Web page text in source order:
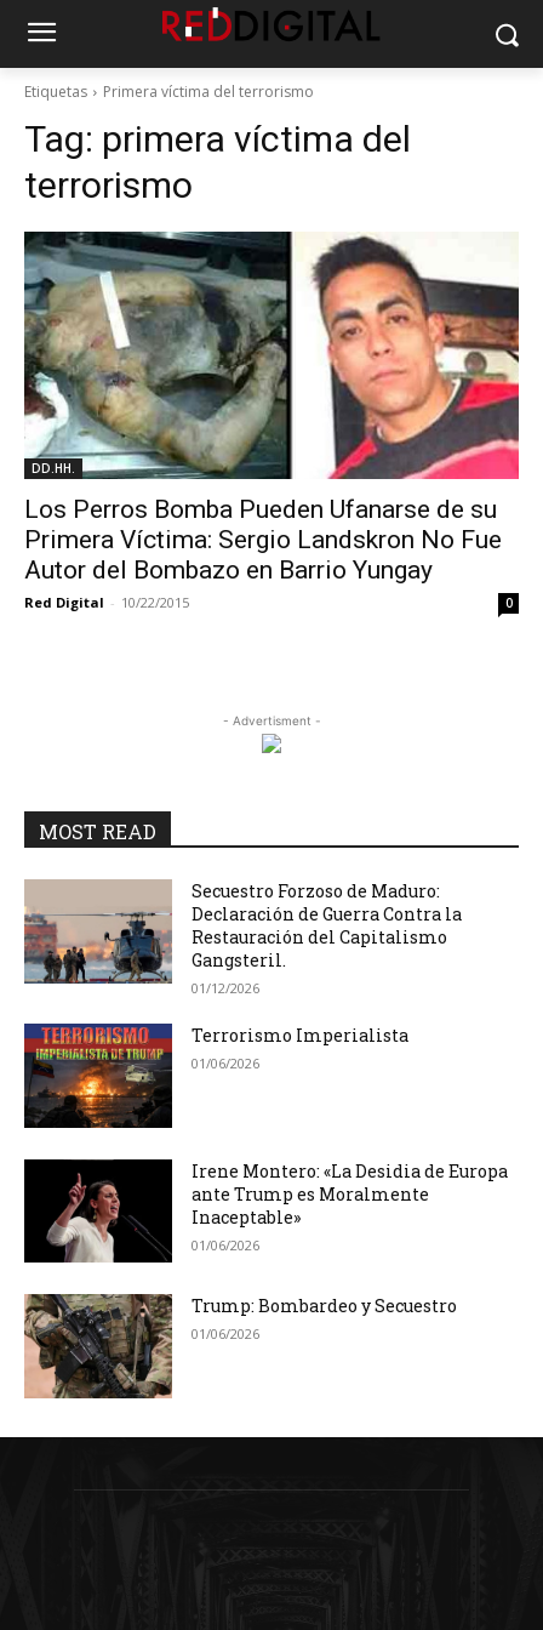
Etiquetas Primera víctima del terrorismo
Tag: primera víctima del
terrorismo
DD.HH.
Los Perros Bomba Pueden Ufanarse de su
Primera Víctima: Sergio Landskron No Fue
Autor del Bombazo en Barrio Yungay
Red Digital - 10/22/2015 0
- Advertisment -
MOST READ
Secuestro Forzoso de Maduro:
Declaración de Guerra Contra la
Restauración del Capitalismo
Gangsteril.
01/12/2026
Terrorismo Imperialista
01/06/2026
Irene Montero: «La Desidia de Europa
ante Trump es Moralmente
Inaceptable»
01/06/2026
Trump: Bombardeo y Secuestro
01/06/2026